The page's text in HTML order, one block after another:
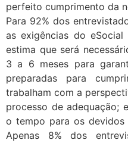
perfeito cumprimento da
Para 92% dos
as exigências do
estima que será
3 a 6 meses para
preparadas para
trabalham com a
processo de adequação;
o tempo para os devidos
Apenas 8% dos